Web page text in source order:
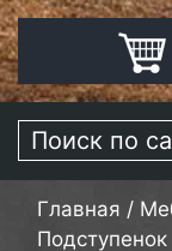
Главная /
Подступенок